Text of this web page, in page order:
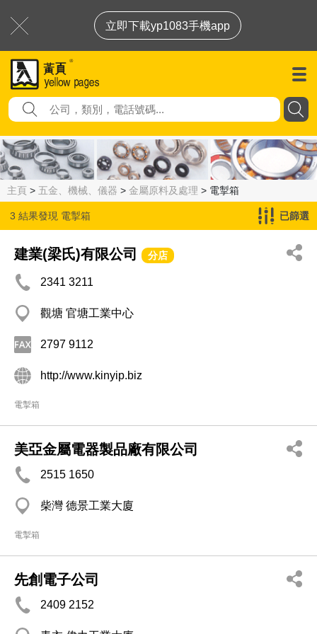
立即下載yp1083手機app
主頁 > 五金、機械、儀器 > 金屬原料及處理 > 電掣箱
3 結果發現 電掣箱 已篩選
建業(梁氏)有限公司 分店
2341 3211
觀塘 官塘工業中心
2797 9112
http://www.kinyip.biz
電掣箱
美亞金屬電器製品廠有限公司
2515 1650
柴灣 德景工業大廈
電掣箱
先創電子公司
2409 2152